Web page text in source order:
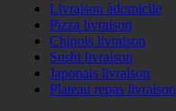
Livraison àdomicile
Pizza livraison
Chinois livraison
Sushi livraison
Japonais livraison
Plateau repas livraison